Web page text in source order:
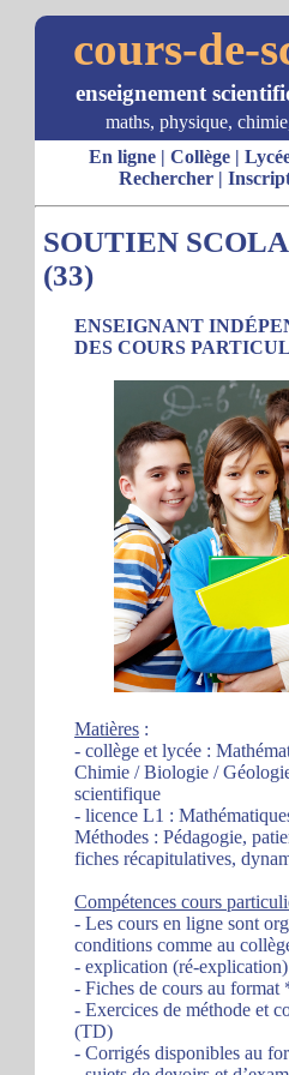
cours-de-
enseignement
maths, physique,
En ligne| Collège|
Rechercher|
SOUTIEN
(33)
ENSEIGNANT
DES COURS
Matières :
- collège et lycée :
Chimie / Biologie /
scientifique
- licence L1 :
Méthodes : Pédagogie,
fiches récapitulatives,
Compétences cours
- Les cours en ligne sont
conditions comme au
- explication (ré-
- Fiches de cours au format
- Exercices de méthode et
(TD)
- Corrigés disponibles au